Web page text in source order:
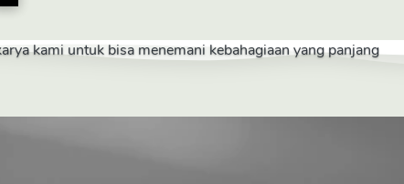
kami untuk bisa menemani kebahagiaan yang panjang